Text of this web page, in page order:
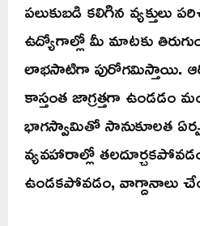
పలుకుబడి కలిగిన వ్యక్తులు
ఉద్యోగాల్లో మీ మాటకు
లాభసాటిగా పురోగమిస్తాయి.
కాస్తంత జాగ్రత్తగా ఉండడం
భాగస్వామితో సానుకూలత
వ్యవహారాల్లో
ఉండకపోవడం, వాగ్దానాలు